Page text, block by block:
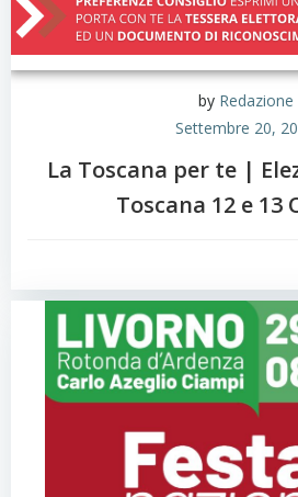
by Redazione
Settembre 20,
La Toscana per te |
Toscana 12 e 13